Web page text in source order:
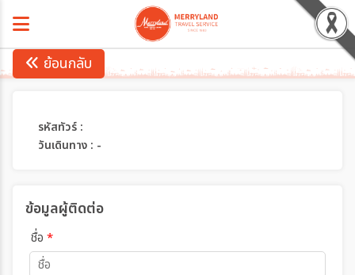
ย้อนกลับ
รหัสทัวร์ :
วันเดินทาง : -
ข้อมูลผู้ติดต่อ
ชื่อ *